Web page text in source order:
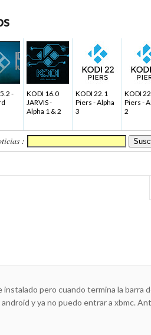
-
KODI 16.0
JARVIS -
Alpha 1 & 2
KODI 22.1
Piers - Alpha
3
KODI
Piers -
2
:
instalado pero cuando termina la barra
y ya no puedo entrar a xbmc.